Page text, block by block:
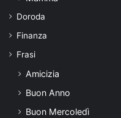
Doroda
Finanza
Frasi
Amicizia
Buon Anno
Buon Mercoledì